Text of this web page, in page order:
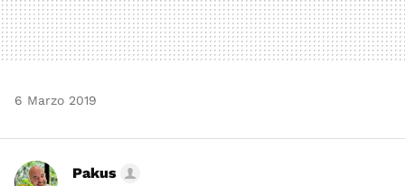
6 Marzo 2019
Pakus